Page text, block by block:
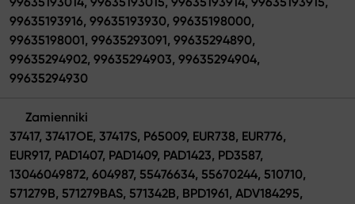
99635193916, 99635193930, 99635198000,
99635198001, 99635293091, 99635294890,
99635294902, 99635294903, 99635294904,
99635294930
Zamienniki
37417, 37417OE, 37417S, P65009, EUR738, EUR776,
EUR917, PAD1407, PAD1409, PAD1423, PD3587,
13046049872, 604987, 55476634, 55670244, 510710,
571279B, 571279BAS, 571342B, BPD1961, ADV184295,